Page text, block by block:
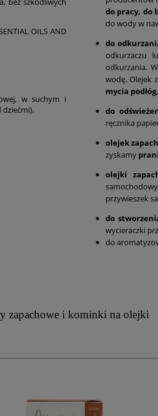
OILS AND
w suchym i
dziećmi).
do pracy, do
do wody w
do
odkurzaczu
odkurzania.
wodę. Olejek
mycia
do
ręcznika
olejek
zyskamy
olejki
przywieszek
do
wycieraczki
do
zapachowe i kominki na olejki